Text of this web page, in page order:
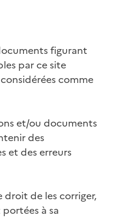
figurant
par ce site
comme
et/ou documents
des
et des erreurs
droit de les corriger,
à sa